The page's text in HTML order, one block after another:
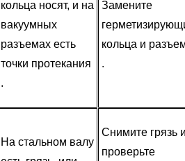
кольца носят, и на
вакуумных
разъемах есть
точки протекания
.
Замените
кольца и
.
На стальном валу
Снимите грязь
проверьте